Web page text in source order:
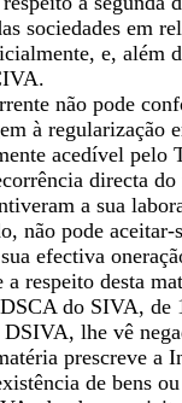
sociedades em
e, além
não pode
à regularização
acedível pelo
directa
a sua
não pode
efectiva
a respeito desta
do SIVA, de
lhe vê
prescreve
de bens